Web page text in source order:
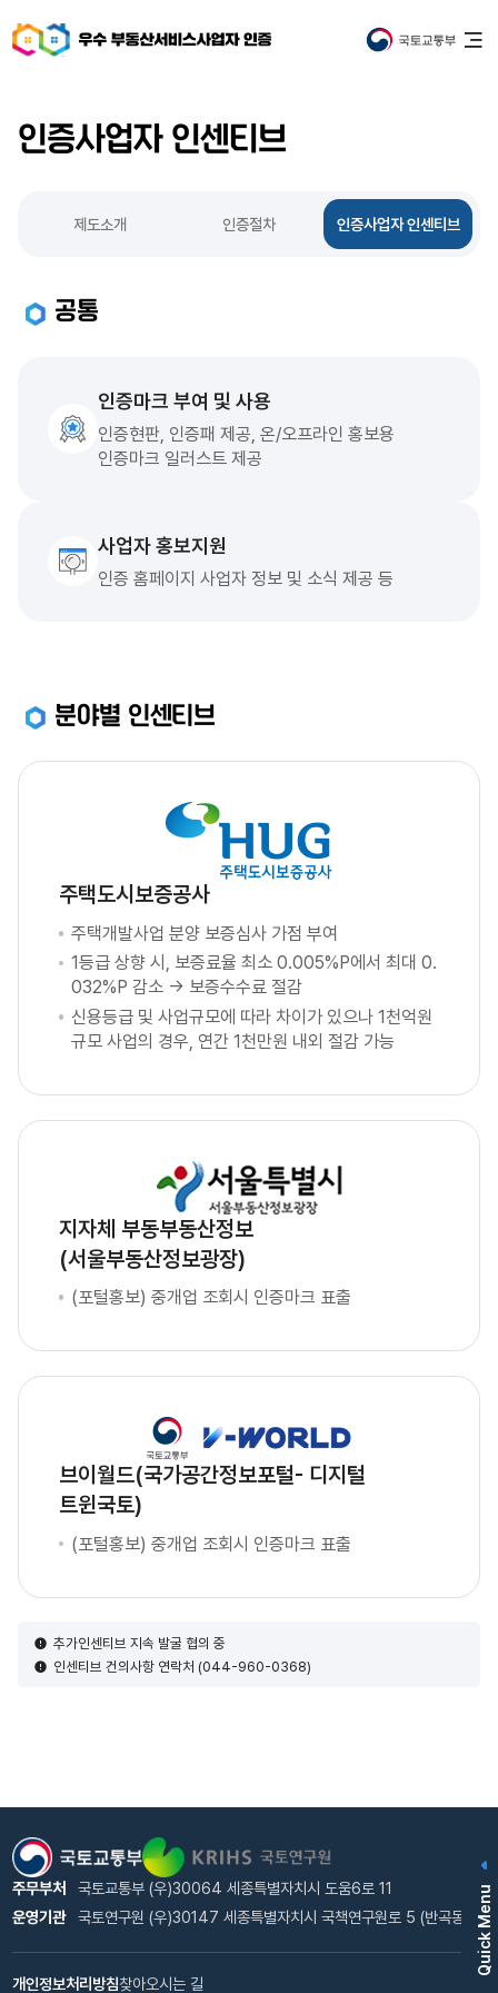
우수 부동산서비스사업자 인증
인증사업자 인센티브
제도소개 인증절차 인증사업자 인센티브
공통
인증마크 부여 및 사용
인증현판, 인증패 제공, 온/오프라인 홍보용
인증마크 일러스트 제공
사업자 홍보지원
인증 홈페이지 사업자 정보 및 소식 제공 등
분야별 인센티브
주택도시보증공사
주택개발사업 분양 보증심사 가점 부여
1등급 상향 시, 보증료율 최소 0.005%P에서 최대 0.
032%P 감소 → 보증수수료 절감
신용등급 및 사업규모에 따라 차이가 있으나 1천억원
규모 사업의 경우, 연간 1천만원 내외 절감 가능
지자체 부동부동산정보
(서울부동산정보광장)
(포털홍보) 중개업 조회시 인증마크 표출
브이월드(국가공간정보포털- 디지털
트윈국토)
(포털홍보) 중개업 조회시 인증마크 표출
추가인센티브 지속 발굴 협의 중
인센티브 건의사항 연락처 (044-960-0368)
주무부처
국토교통부 (우)30064 세종특별자치시 도움6로 11
운영기관
국토연구원 (우)30147 세종특별자치시 국책연구원로 5 (반곡동)
개인정보처리방침찾아오시는 길
Quick Menu